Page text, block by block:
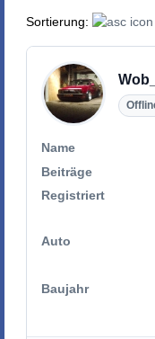
Sortierung:
Name
Beiträge
Registriert
Auto
Baujahr